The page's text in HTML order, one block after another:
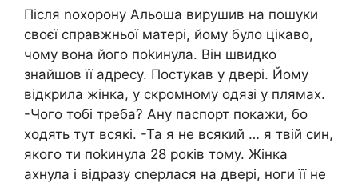
Після nохорону Альоша вирушив на пошуки
своєї справжньої матері, йому було цікаво,
чому вона його поkинула. Він швидко
знайшов її адресу. Постукав у двері. Йому
відкрила жінка, у скромному одязі у плямах.
-Чого тобі треба? Ану паспорт покажи, бо
ходять тут всякі. -Та я не всякий … я твій син,
якого ти поkинула 28 років тому. Жінка
ахнула і відразу сnерлася на двері, ноги її не